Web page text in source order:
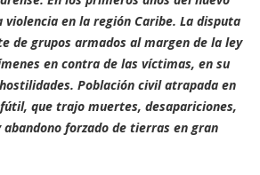
en la región Caribe. La disputa
de grupos armados al margen de la ley
en contra de las víctimas, en su
Población civil atrapada en
que trajo muertes, desapariciones,
abandono forzado de tierras en gran